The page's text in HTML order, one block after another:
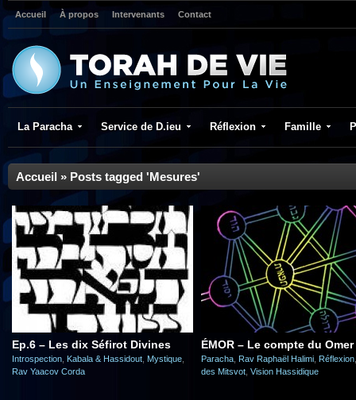
Accueil À propos Intervenants Contact
La Paracha Service de D.ieu Réflexion Famille
Accueil » Posts tagged 'Mesures'
Ep.6 – Les dix Séfirot Divines
Introspection Kabala & Hassidout Mystique
Rav Yaacov Corda
ÉMOR – Le compte du Omer
Paracha Rav Raphaël Halimi Réflexion
des Mitsvot Vision Hassidique